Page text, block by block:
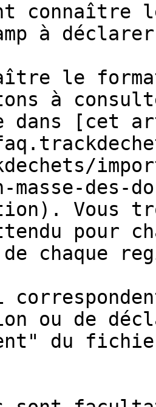
à
le
à
dans [cet
masse-des-
Vous
pour
chaque
ou de
du